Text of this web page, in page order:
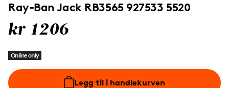
Ray-Ban Jack RB3565 927533 5520
kr 1206
Online only
Legg til i handlekurven